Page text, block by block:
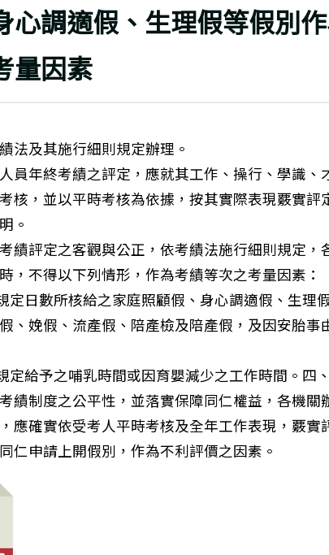
心調適假、生理假等假別
量因素
政院人事行政總處（下稱人事總處）修正之「
法及其施行細則規定辦理。
員年終考績之評定，應就其工作、操行、學識、
核，並以平時考核為依據，按其實際表現覈實評
。
績評定之客觀與公正，依考績法施行細則規定，
，不得以下列情形，作為考績等次之考量因素：
定日數所核給之家庭照顧假、身心調適假、生理
、娩假、流產假、陪產檢及陪產假，及因安胎事
定給予之哺乳時間或因育嬰減少之工作時間。四
績制度之公平性，並落實保障同仁權益，各機關
應確實依受考人平時考核及全年工作表現，覈實
仁申請上開假別，作為不利評價之因素。